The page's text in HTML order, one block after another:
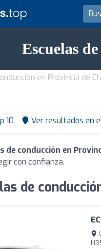
Escuelas
en Provincia de
10 Ver resultados en
de conducción en
con confianza.
de